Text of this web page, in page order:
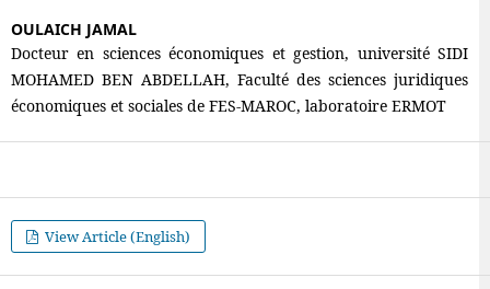
OULAICH JAMAL
Docteur en sciences économiques et gestion, université SIDI
MOHAMED BEN ABDELLAH, Faculté des sciences juridiques
économiques et sociales de FES-MAROC, laboratoire ERMOT
View Article (English)